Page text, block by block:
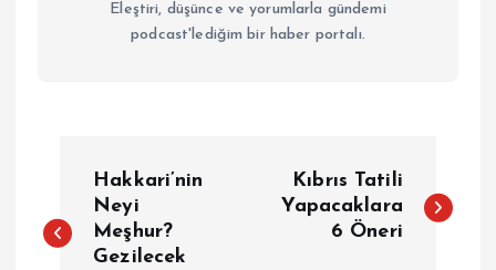
Eleştiri, düşünce ve yorumlarla gündemi
podcast'lediğim bir haber portalı.
a
Hakkari’nin
Neyi
Meşhur?
Gezilecek
Kıbrıs Tatili
Yapacaklara
6 Öneri